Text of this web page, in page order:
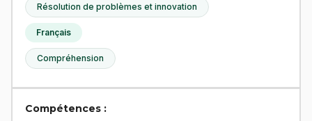
Résolution de problèmes et innovation
Français
Compréhension
Compétences :